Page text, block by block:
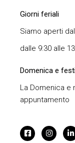
Giorni feriali
Siamo aperti
dalle 9:30 alle
Domenica e
La Domenica e
appuntamento